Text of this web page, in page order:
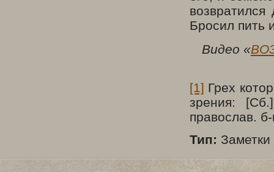
Бросил пить
Видео «
[1] Грех
зрения:
православ.
Тип: Заметки